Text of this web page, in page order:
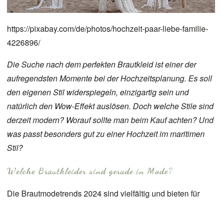
https://pixabay.com/de/photos/hochzeit-paar-liebe-familie-
4226896/
Die Suche nach dem perfekten Brautkleid ist einer der
aufregendsten Momente bei der Hochzeitsplanung. Es soll
den eigenen Stil widerspiegeln, einzigartig sein und
natürlich den Wow-Effekt auslösen. Doch welche Stile sind
derzeit modern? Worauf sollte man beim Kauf achten? Und
was passt besonders gut zu einer Hochzeit im maritimen
Stil?
Welche Brautkleider sind gerade in Mode?
Die Brautmodetrends 2024 sind vielfältig und bieten für